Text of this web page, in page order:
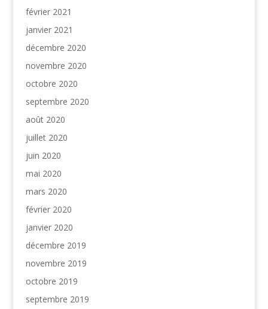
février 2021
janvier 2021
décembre 2020
novembre 2020
octobre 2020
septembre 2020
août 2020
juillet 2020
juin 2020
mai 2020
mars 2020
février 2020
janvier 2020
décembre 2019
novembre 2019
octobre 2019
septembre 2019